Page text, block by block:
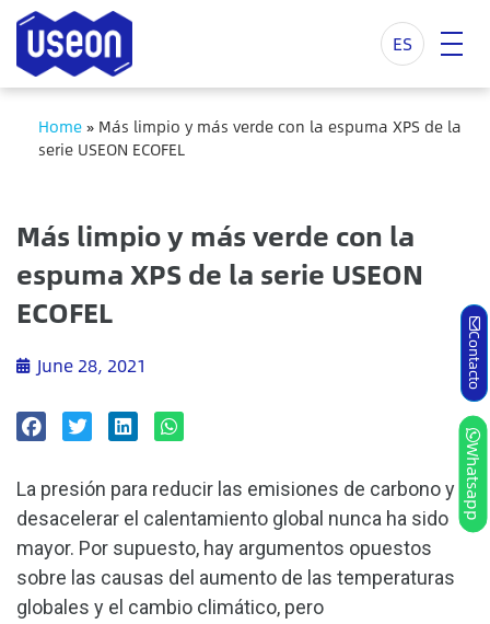
ES
Home» Más limpio y más verde con la espuma XPS de la
serie USEON ECOFEL
Más limpio y más verde con la
espuma XPS de la serie USEON
ECOFEL
June 28, 2021
La presión para reducir las emisiones de carbono y
desacelerar el calentamiento global nunca ha sido
mayor. Por supuesto, hay argumentos opuestos
sobre las causas del aumento de las temperaturas
globales y el cambio climático, pero
Contacto
Whatsapp